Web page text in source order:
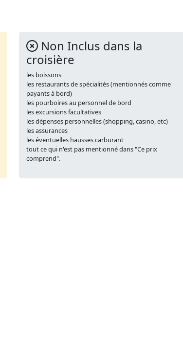
Non Inclus dans la
croisière
les boissons
les restaurants de spécialités (mentionnés comme
payants à bord)
les pourboires au personnel de bord
les excursions facultatives
les dépenses personnelles (shopping, casino, etc)
les assurances
les éventuelles hausses carburant
tout ce qui n'est pas mentionné dans "Ce prix
comprend".